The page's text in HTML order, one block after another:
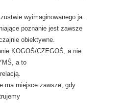
wyimaginowanego ja.
poznanie jest zawsze
obiektywne.
KOGOŚ/CZEGOŚ, a nie
a to
ma miejsce zawsze, gdy